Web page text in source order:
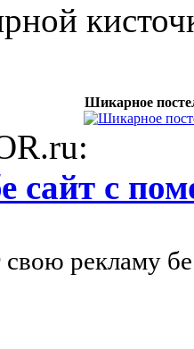
Шикарное
сайт с
рекламу